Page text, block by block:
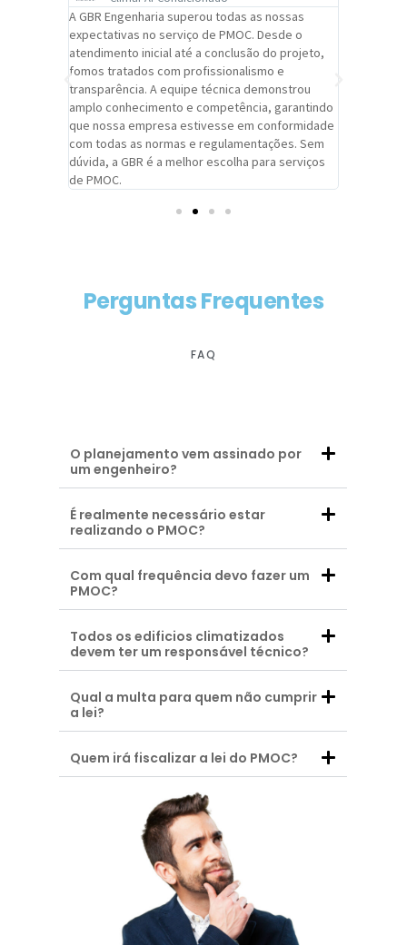
A GBR Engenharia superou todas as nossas
expectativas no serviço de PMOC. Desde o
atendimento inicial até a conclusão do projeto,
fomos tratados com profissionalismo e
transparência. A equipe técnica demonstrou
amplo conhecimento e competência, garantindo
que nossa empresa estivesse em conformidade
com todas as normas e regulamentações. Sem
dúvida, a GBR é a melhor escolha para serviços
de PMOC.
Perguntas Frequentes
FAQ
O planejamento vem assinado por
um engenheiro?
É realmente necessário estar
realizando o PMOC?
Com qual frequência devo fazer um
PMOC?
Todos os edificios climatizados
devem ter um responsável técnico?
Qual a multa para quem não cumprir
a lei?
Quem irá fiscalizar a lei do PMOC?